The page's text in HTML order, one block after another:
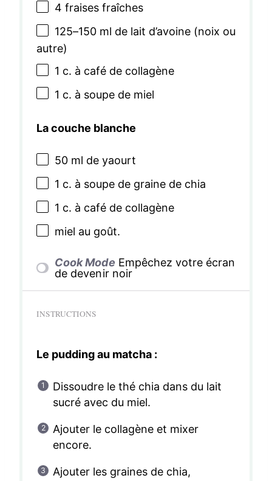
4 fraises fraîches
125–150ml de lait d’avoine (noix ou
autre)
1 c. à café de collagène
1 c. à soupe de miel
La couche blanche
50ml de yaourt
1 c. à soupe de graine de chia
1 c. à café de collagène
miel au goût.
Cook Mode Empêchez votre écran
de devenir noir
INSTRUCTIONS
Le pudding au matcha :
Dissoudre le thé chia dans du lait
sucré avec du miel.
Ajouter le collagène et mixer
encore.
Ajouter les graines de chia,